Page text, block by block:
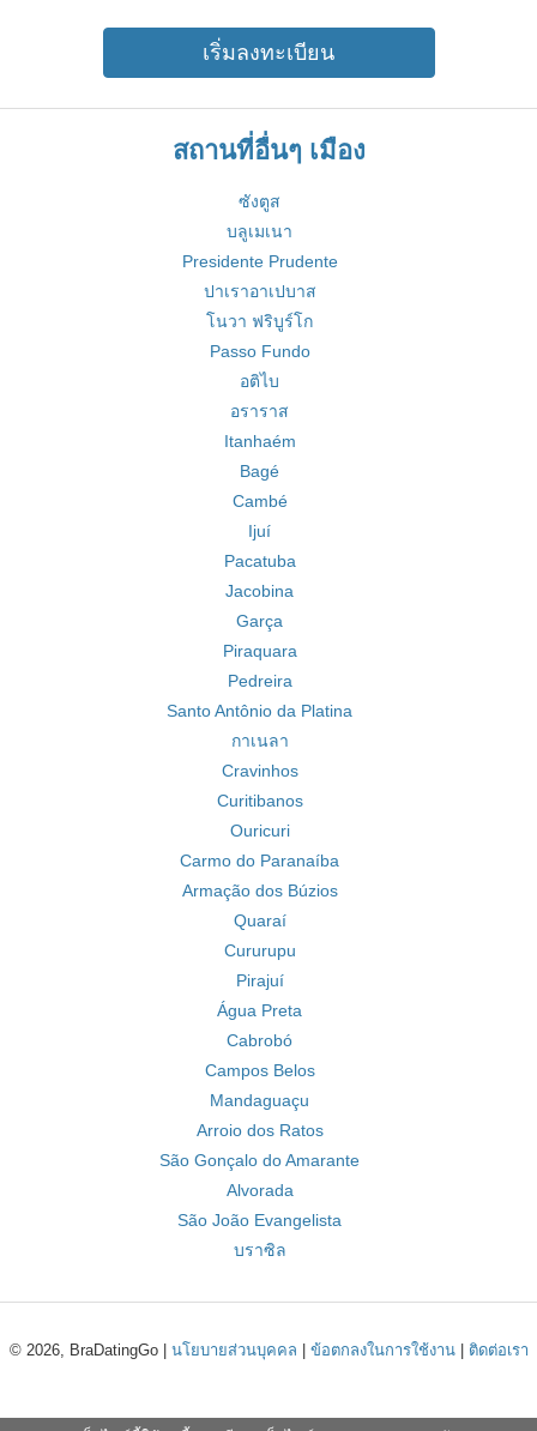
เริ่มลงทะเบียน
สถานที่อื่นๆ เมือง
ซังตูส
บลูเมเนา
Presidente Prudente
ปาเราอาเปบาส
โนวา ฟริบูร์โก
Passo Fundo
อติไบ
อราราส
Itanhaém
Bagé
Cambé
Ijuí
Pacatuba
Jacobina
Garça
Piraquara
Pedreira
Santo Antônio da Platina
กาเนลา
Cravinhos
Curitibanos
Ouricuri
Carmo do Paranaíba
Armação dos Búzios
Quaraí
Cururupu
Pirajuí
Água Preta
Cabrobó
Campos Belos
Mandaguaçu
Arroio dos Ratos
São Gonçalo do Amarante
Alvorada
São João Evangelista
บราซิล
© 2026, BraDatingGo | นโยบายส่วนบุคคล ข้อตกลงในการใช้งาน| ติดต่อเรา